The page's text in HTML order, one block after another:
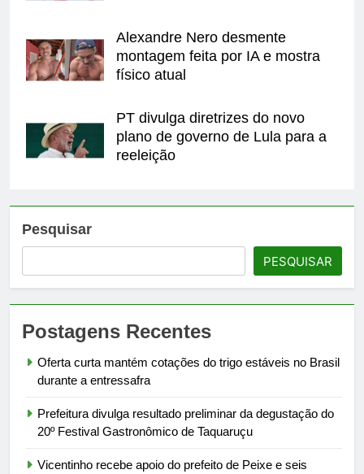
Alexandre Nero desmente
montagem feita por IA e mostra
físico atual
PT divulga diretrizes do novo
plano de governo de Lula para a
reeleição
Pesquisar
PESQUISAR
Postagens Recentes
Oferta curta mantém cotações do trigo estáveis no Brasil
durante a entressafra
Prefeitura divulga resultado preliminar da degustação do
20º Festival Gastronômico de Taquaruçu
Vicentinho recebe apoio do prefeito de Peixe e seis